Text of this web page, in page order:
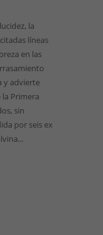
la
líneas
en las
y advierte
Primera
sin
por seis ex